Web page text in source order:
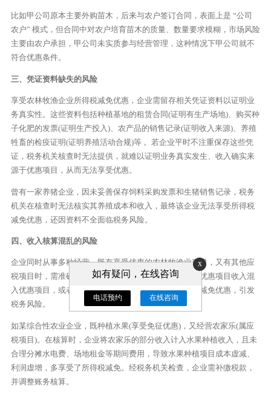
比如甲公司原本主要外购苗木，后来与农户签订合同，表面上是 “公司
农户” 模式，但合同中对农户培育苗木的质量、数量要求模糊，市场风险
主要由农户承担，甲公司未实质参与经营管理，这种情况下甲公司就不
符合优惠条件。
三、凭证资料缺失的风险
享受农林牧渔企业所得税减免优惠，企业需留存相关凭证资料以证明业
务真实性。这些资料包括种植基地的租赁合同(证明有生产场地)、购买种
子化肥的发票(证明生产投入)、农产品的销售记录(证明收入来源)、养殖
牲畜的检疫证明(证明养殖活动合规)等 。若企业平时不注重保存这些凭
证，税务机关核查时无法提供，就难以证明业务真实发生、收入确实来
源于优惠项目，从而无法享受优惠。
曾有一家养猪企业，因未妥善保存饲料采购发票和生猪销售记录，税务
机关在核查时无法核实其养殖成本和收入，最终该企业无法享受所得税
减免优惠，还因资料不全面临税务风险。
四、收入核算混乱的风险
企业同时从事多种经营，既有享受优惠的农林牧渔业项目，又有其他应
税项目时，需准确划分不同项目的收入和成本。若将非优惠项目收入混
入优惠项目，或者未合理分摊期间费用，会导致多享受减免优惠，引发
税务风险。
如某综合性农业企业，既种植水果(享受免征优惠)，又经营农家乐(属应
税项目)。在核算时，企业将农家乐的部分收入计入水果种植收入，且未
合理分摊水电费、场地租金等期间费用，导致水果种植项目成本虚减、
利润虚增，多享受了所得税减免。经税务机关检查，企业需补缴税款，
并调整账务核算。
x
如有疑问，在线咨询
电话预约 在线咨询